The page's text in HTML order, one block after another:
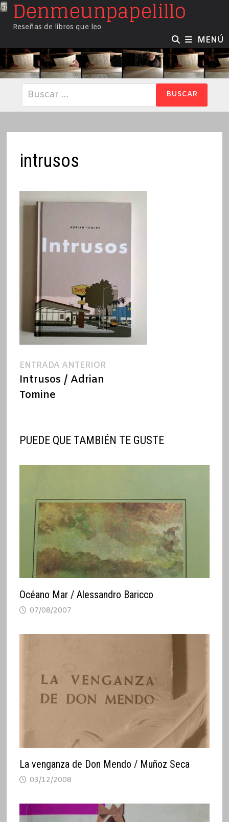
SaltarDenmeunpapelillo
Reseñas de libros que leo
MENÚ
Buscar:
intrusos
Navegación
de
ENTRADA ANTERIOREntrada
Intrusos / Adrian
Tomine
PUEDE QUE TAMBIÉN TE GUSTE
Océano Mar / Alessandro Baricco
07/08/2007
La venganza de Don Mendo / Muñoz Seca
03/12/2008